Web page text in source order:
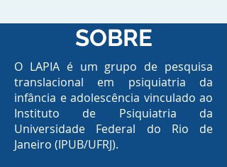
SOBRE
O LAPIA é um grupo de pesquisa
translacional em psiquiatria da
infância e adolescência vinculado ao
Instituto de Psiquiatria da
Universidade Federal do Rio de
Janeiro (IPUB/UFRJ).